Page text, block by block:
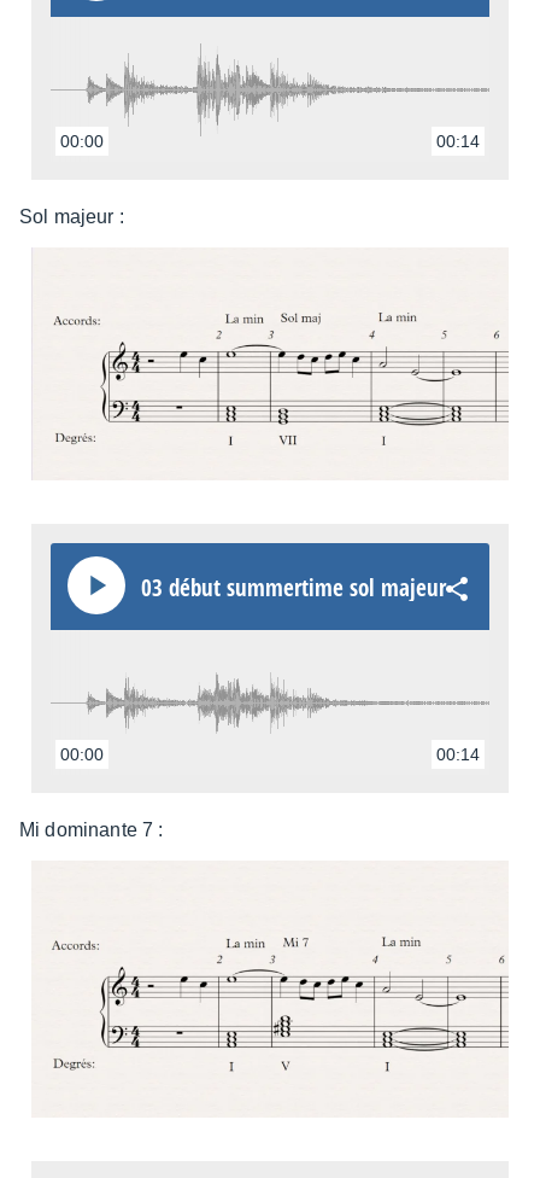
00:00 00:14
Sol majeur :
03 début summer­time sol majeur
00:00 00:14
Mi domi­nante 7 :